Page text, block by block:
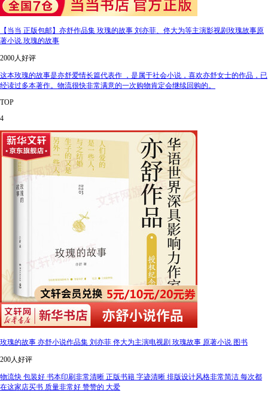
【当当 正版包邮】亦舒作品集 玫瑰的故事 刘亦菲、佟大为等主演影视剧玫瑰故事原
著小说 玫瑰的故事
2000人好评
这本玫瑰的故事是亦舒爱情长篇代表作 ，是属于社会小说，喜欢亦舒女士的作品，已
经读过多本著作。物流很快非常满意的一次购物肯定会继续回购的。
TOP
4
玫瑰的故事 亦舒小说作品集 刘亦菲 佟大为主演电视剧 玫瑰故事 原著小说 图书
200人好评
物流快 包装好 书本印刷非常清晰 正版书籍 字迹清晰 排版设计风格非常简洁 每次都
在这家店买书 质量非常好 赞赞的 大爱